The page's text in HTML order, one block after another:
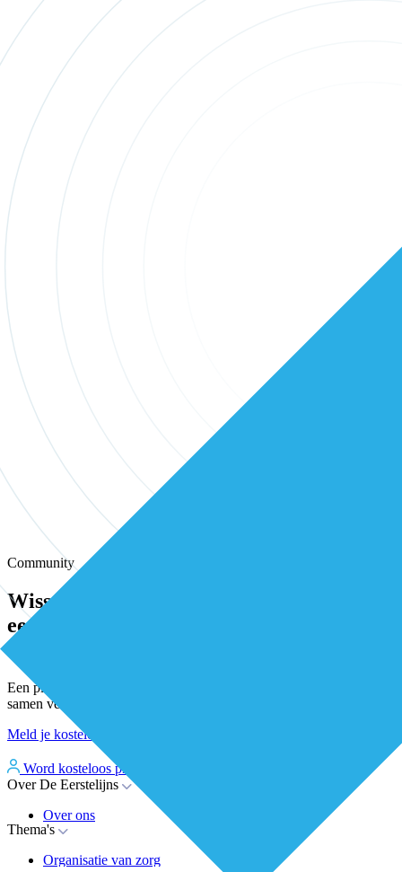
Community
Wissel kennis en ervaring uit met andere
eerstelijns professionals in onze
community
Een plek waar eerstelijnsprofessionals elkaar vinden, versterken en
samen verder bouwen aan betere zorg.
Meld je kosteloos aan
Word kosteloos premium member
Over De Eerstelijns
Over ons
Nieuws
Whitepapers
Thema's
Organisatie van zorg